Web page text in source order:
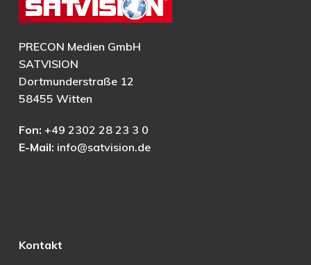
PRECON Medien GmbH
SATVISION
Dortmunderstraße 12
58455 Witten
Fon: +49 2302 28 23 3 0
E-Mail: info@satvision.de
Kontakt